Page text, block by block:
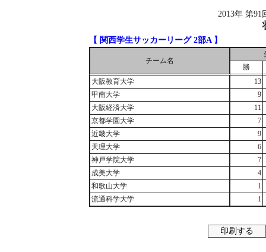
2013年 第
【 関西学生サッカーリーグ 2部A 】
チーム名
勝
大阪教育大学
13
甲南大学
9
大阪経済大学
11
京都学園大学
7
近畿大学
9
天理大学
6
神戸学院大学
7
成美大学
4
和歌山大学
1
流通科学大学
1